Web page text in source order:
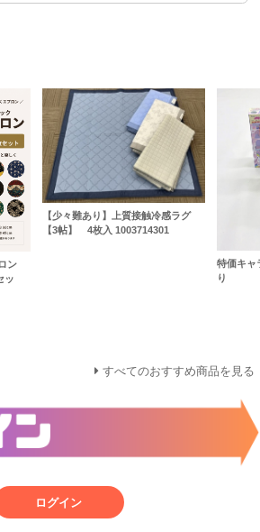
ン
ッ
【少々難あり】上質接触冷感ラグ
【3帖】 4枚入 1003714301
特価キ
り
すべてのおすすめ商品を見る
ログイン